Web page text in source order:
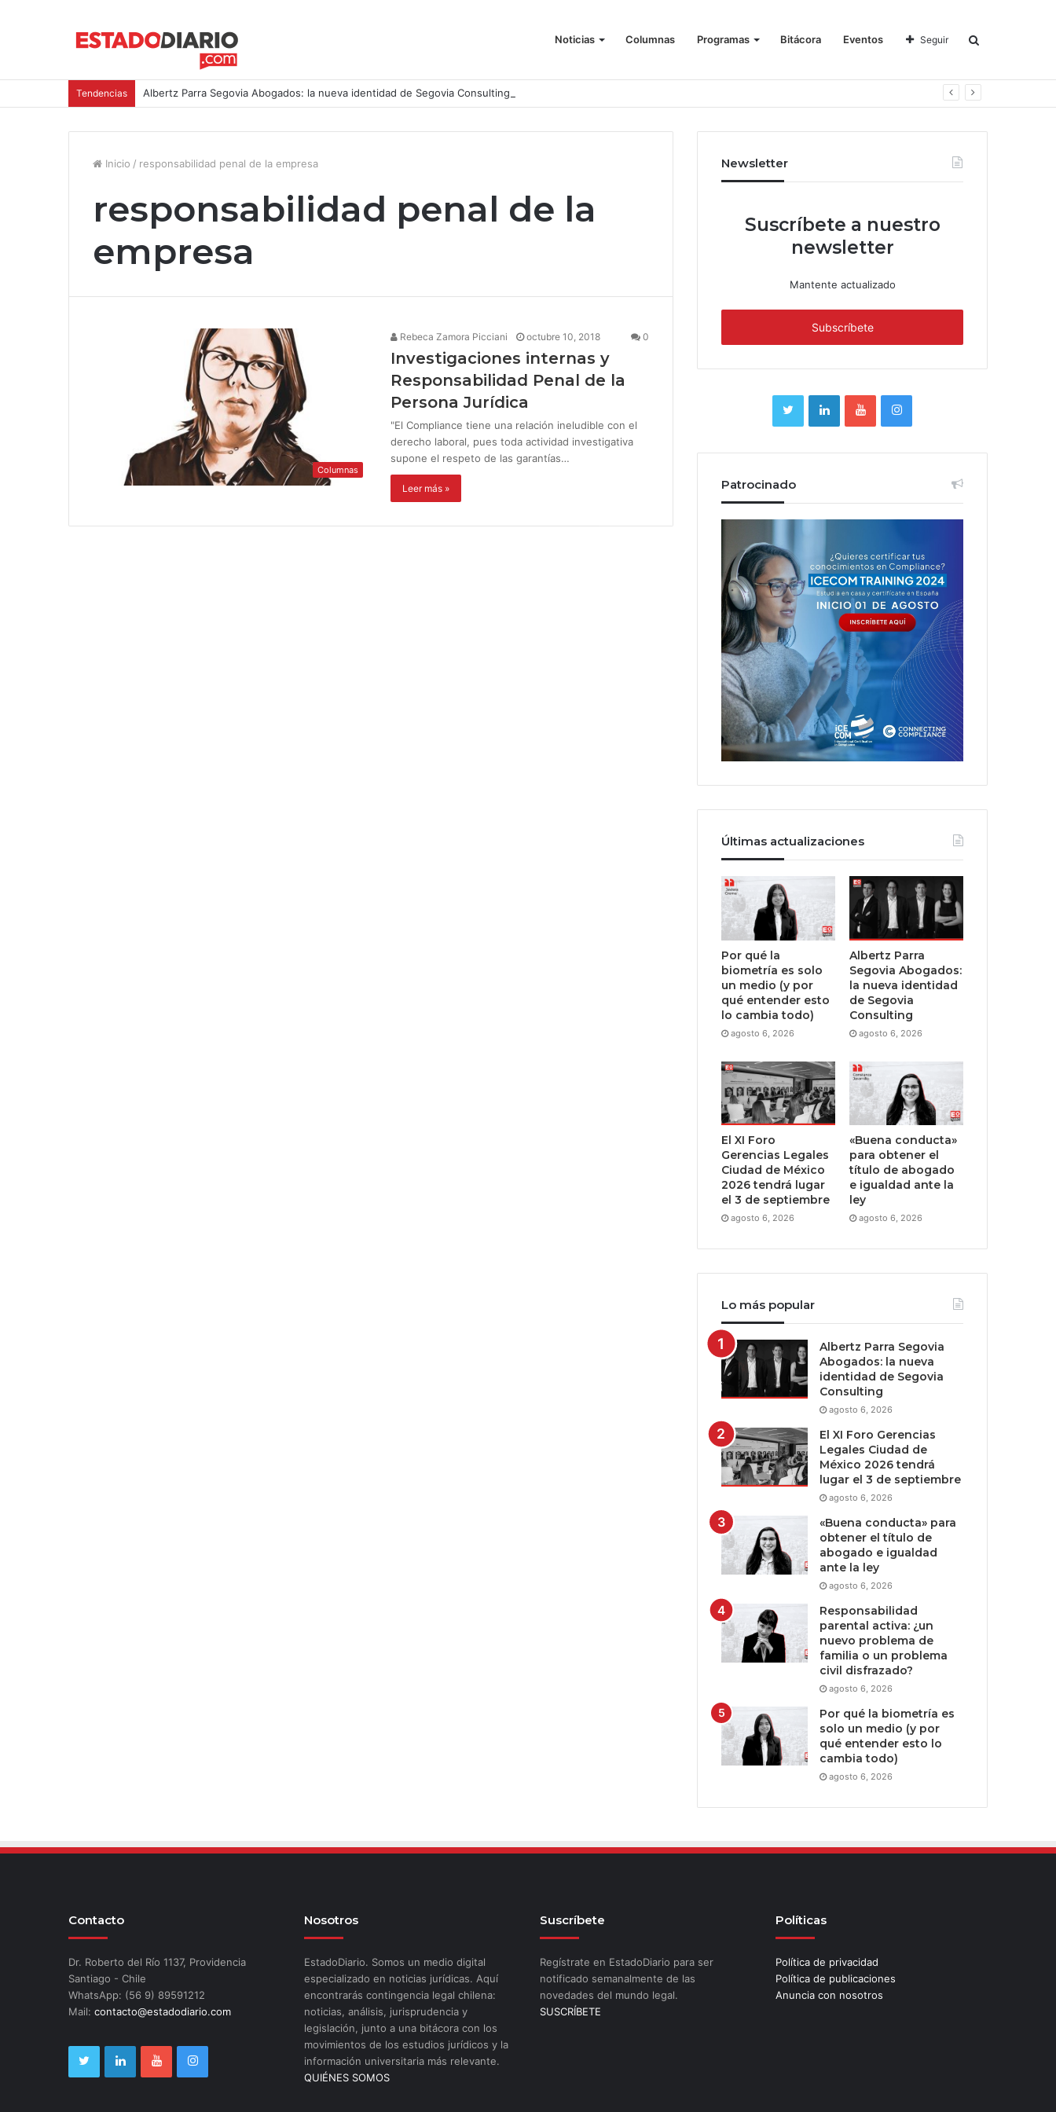
Noticias Columnas Programas Bitácora Eventos Seguir
Tendencias Albertz Parra Segovia Abogados: la nueva identidad de Segovia Consulting
Inicio / responsabilidad penal de la empresa
responsabilidad penal de la
empresa
Columnas
Rebeca Zamora Picciani octubre 10, 2018 0
Investigaciones internas y
Responsabilidad Penal de la
Persona Jurídica
"El Compliance tiene una relación ineludible con el
derecho laboral, pues toda actividad investigativa
supone el respeto de las garantías…
Leer más »
Newsletter
Suscríbete a nuestro
newsletter
Mantente actualizado
Patrocinado
Últimas actualizaciones
Por qué la
biometría es solo
un medio (y por
qué entender esto
lo cambia todo)
agosto 6, 2026
Albertz Parra
Segovia Abogados:
la nueva identidad
de Segovia
Consulting
agosto 6, 2026
El XI Foro
Gerencias Legales
Ciudad de México
2026 tendrá lugar
el 3 de septiembre
agosto 6, 2026
«Buena conducta»
para obtener el
título de abogado
e igualdad ante la
ley
agosto 6, 2026
Lo más popular
Albertz Parra Segovia
Abogados: la nueva
identidad de Segovia
Consulting
agosto 6, 2026
El XI Foro Gerencias
Legales Ciudad de
México 2026 tendrá
lugar el 3 de septiembre
agosto 6, 2026
«Buena conducta» para
obtener el título de
abogado e igualdad
ante la ley
agosto 6, 2026
Responsabilidad
parental activa: ¿un
nuevo problema de
familia o un problema
civil disfrazado?
agosto 6, 2026
Por qué la biometría es
solo un medio (y por
qué entender esto lo
cambia todo)
agosto 6, 2026
Contacto
Dr. Roberto del Río 1137, Providencia
Santiago - Chile
WhatsApp: (56 9) 89591212
Mail: contacto@estadodiario.com
Nosotros
EstadoDiario. Somos un medio digital
especializado en noticias jurídicas. Aquí
encontrarás contingencia legal chilena:
noticias, análisis, jurisprudencia y
legislación, junto a una bitácora con los
movimientos de los estudios jurídicos y la
información universitaria más relevante.
QUIÉNES SOMOS
Suscríbete
Regístrate en EstadoDiario para ser
notificado semanalmente de las
novedades del mundo legal.
SUSCRÍBETE
Políticas
Política de privacidad
Política de publicaciones
Anuncia con nosotros